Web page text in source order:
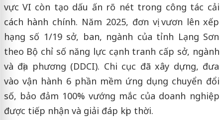
vực VI còn tạo dấu ấn rõ nét trong công tác cải
cách hành chính. Năm 2025, đơn vị vươn lên xếp
hạng số 1/19 sở, ban, ngành của tỉnh Lạng Sơn
theo Bộ chỉ số năng lực cạnh tranh cấp sở, ngành
và địa phương (DDCI). Chi cục đã xây dựng, đưa
vào vận hành 6 phần mềm ứng dụng chuyển đổi
số, bảo đảm 100% vướng mắc của doanh nghiệp
được tiếp nhận và giải đáp kịp thời.